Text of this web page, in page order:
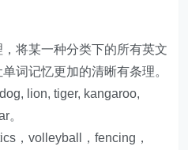
将某一种分类下的所有英文
词记忆更加的清晰有条理。
lion, tiger, kangaroo,
。
，volleyball，fencing，